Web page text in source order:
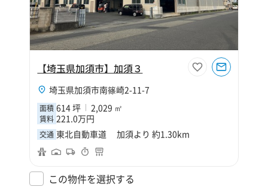
【埼玉県加須市】加須３
埼玉県加須市南篠崎2-11-7
面積 614 坪 2,029 ㎡
賃料 221.0万円
交通 東北自動車道 加須より 約1.30km
この物件を選択する